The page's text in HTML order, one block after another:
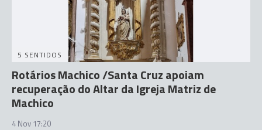
5 SENTIDOS
Rotários Machico /Santa Cruz apoiam
recuperação do Altar da Igreja Matriz de
Machico
4 Nov 17:20